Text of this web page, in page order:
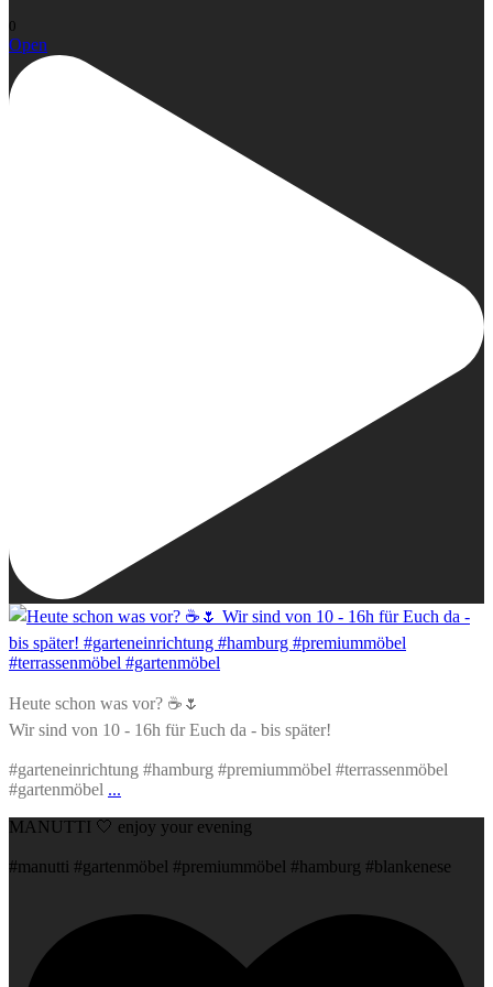
0
Open
Heute schon was vor? ☕️🌷
Wir sind von 10 - 16h für Euch da - bis später!
#garteneinrichtung #hamburg #premiummöbel #terrassenmöbel
#gartenmöbel ...
MANUTTI 🤍 enjoy your evening
#manutti #gartenmöbel #premiummöbel #hamburg #blankenese